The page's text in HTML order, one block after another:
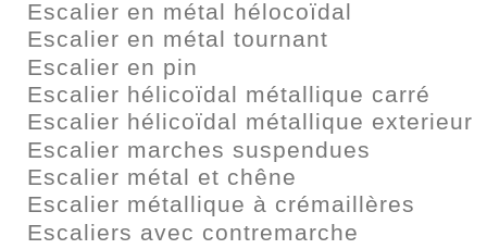
Escalier en métal hélocoïdal
Escalier en métal tournant
Escalier en pin
Escalier hélicoïdal métallique carré
Escalier hélicoïdal métallique exterieur
Escalier marches suspendues
Escalier métal et chêne
Escalier métallique à crémaillères
Escaliers avec contremarche